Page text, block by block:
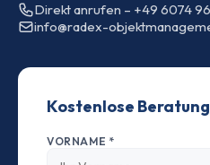
Direkt anrufen – +49 6074
info@radex-
Kostenlose
VORNAME *